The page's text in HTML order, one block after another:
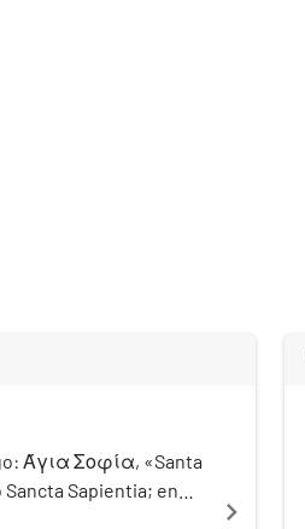
Άγια Σοφία, «Santa
Sapientia; en
navigate_next